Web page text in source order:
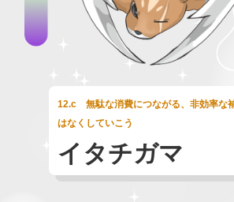
12.c 無駄な消費につながる、非効率な
はなくしていこう
イタチガマ